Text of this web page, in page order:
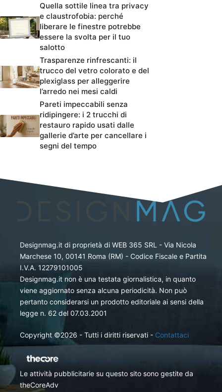
Quella sottile linea tra privacy
e claustrofobia: perché
liberare le finestre potrebbe
essere la svolta per il tuo
salotto
Trasparenze rinfrescanti: il
trucco del vetro colorato e del
plexiglass per alleggerire
l’arredo nei mesi caldi
Pareti impeccabili senza
ridipingere: i 2 trucchi di
restauro rapido usati dalle
gallerie d’arte per cancellare i
segni del tempo
Designmag.it di proprietà di WEB 365 SRL - Via Nicola
Marchese 10, 00141 Roma (RM) - Codice Fiscale e Partita
I.V.A. 12279101005
Designmag.it non è una testata giornalistica, in quanto
viene aggiornato senza alcuna periodicità. Non può
pertanto considerarsi un prodotto editoriale ai sensi della
legge n. 62 del 07.03.2001
Copyright ©2026 - Tutti i diritti riservati - Contattaci
Le attività pubblicitarie su questo sito sono gestite da
theCoreAdv